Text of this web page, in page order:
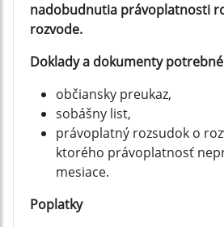
nadobudnutia právoplatnosti
rozvode.
Doklady a dokumenty
občiansky preukaz,
sobášny list,
právoplatný rozsudok o
ktorého právoplatnosť
mesiace.
Poplatky